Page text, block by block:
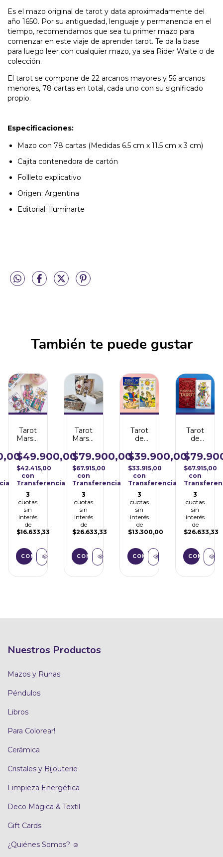
Es el mazo original de tarot y data aproximadamente del
año 1650. Por su antiguedad, lenguaje y permanencia en el
tiempo, recomendamos que sea tu primer mazo para
comenzar en este viaje de aprender tarot. Te da la base
para luego leer con cualquier mazo, ya sea Rider Waite o de
colección.
El tarot se compone de 22 arcanos mayores y 56 arcanos
menores, 78 cartas en total, cada uno con su significado
propio.
Especificaciones:
Mazo con 78 cartas (Medidas 6.5 cm x 11.5 cm x 3 cm)
Cajita contenedora de cartón
Follleto explicativo
Origen: Argentina
Editorial: Iluminarte
También te puede gustar
Tarot
Marsella
Mini
$49.900,00
$42.415,00
con
Transferencia
3
cuotas
sin
interés
de
$16.633,33
Tarot
Marsella
$79.900,00
$67.915,00
con
Transferencia
3
cuotas
sin
interés
de
$26.633,33
Tarot
de
Lo
Scarabeo
$39.900,00
$33.915,00
con
Transferencia
3
cuotas
sin
interés
de
$13.300,00
Tarot
de
-
Cartas
XL
$67.915,00
con
3
cuotas
sin
interés
de
$26.633,33
Nuestros Productos
Mazos y Runas
Péndulos
Libros
Para Colorear!
Cerámica
Cristales y Bijouterie
Limpieza Energética
Deco Mágica & Textil
Gift Cards
¿Quiénes Somos? ☺